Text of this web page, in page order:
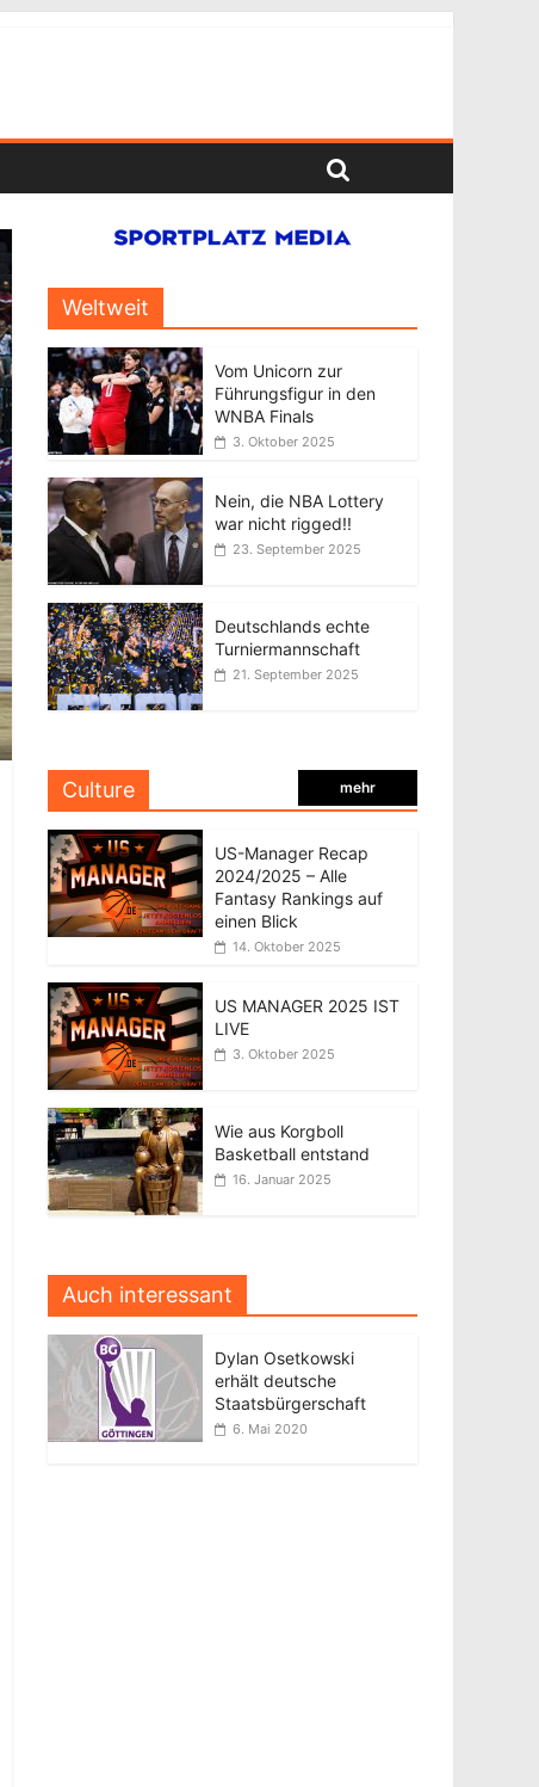
Weltweit
Vom Unicorn zur
Führungsfigur in den
WNBA Finals
3. Oktober 2025
Nein, die NBA Lottery
war nicht rigged!!
23. September 2025
Deutschlands echte
Turniermannschaft
21. September 2025
Culture mehr
US-Manager Recap
2024/2025 – Alle
Fantasy Rankings auf
einen Blick
14. Oktober 2025
US MANAGER 2025 IST
LIVE
3. Oktober 2025
Wie aus Korgboll
Basketball entstand
16. Januar 2025
Auch interessant
Dylan Osetkowski
erhält deutsche
Staatsbürgerschaft
6. Mai 2020